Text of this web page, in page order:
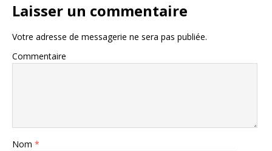
Laisser un commentaire
Votre adresse de messagerie ne sera pas publiée.
Commentaire
Nom *